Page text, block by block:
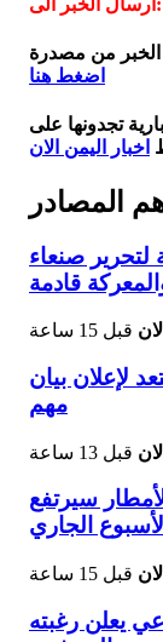
الخبر من مصدرة
اضغط هنا
تجدونها على
اخبار اليمن الان
المصادر
صنعاء
قادمة
قبل 15 ساعة
لإعلان بيان
مهم
قبل 13 ساعة
سيرتفع
الجاري
قبل 15 ساعة
يعلن رغبته